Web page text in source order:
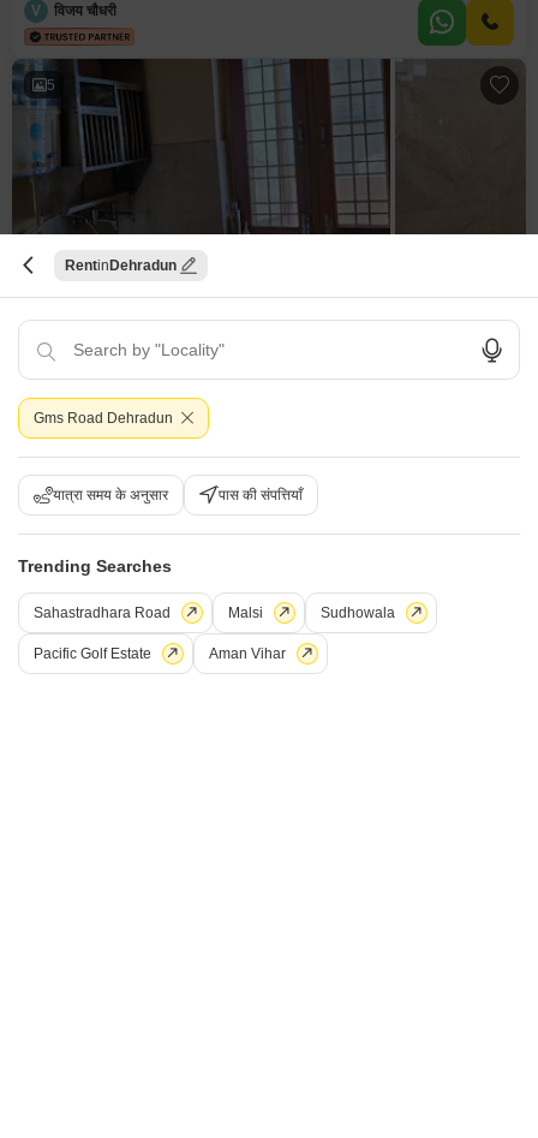
V विजय चौधरी
5
2 बीएचके घर किराए के लिए - जीएमएस रोड, देहरादून
जीएमएस रोड, देहरादून
₹ 18,000/ प्रति महीने
Config
2 BHK + 2 Bath
सविंदर सिंह
10
Rent Dehradun
Gms Road Dehradun
यात्रा समय के अनुसार पास की संपत्तियाँ
Trending Searches
Sahastradhara Road Malsi Sudhowala
Pacific Golf Estate Aman Vihar